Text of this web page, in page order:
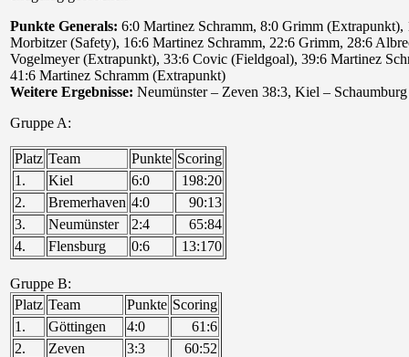
Punkte Generals: 6:0 Martinez Schramm, 8:0 Grimm (Extrapunkt),
Morbitzer (Safety), 16:6 Martinez Schramm, 22:6 Grimm, 28:6
Vogelmeyer (Extrapunkt), 33:6 Covic (Fieldgoal), 39:6 Martinez
41:6 Martinez Schramm (Extrapunkt)
Weitere Ergebnisse: Neumünster – Zeven 38:3, Kiel –
Gruppe A:
Platz Team Punkte Scoring
1.
Kiel 6:0
198:20
2.
Bremerhaven 4:0
90:13
3.
Neumünster 2:4
65:84
4.
Flensburg 0:6 13:170
Gruppe B:
Platz Team Punkte Scoring
1.
Göttingen 4:0
61:6
2.
Zeven 3:3
60:52